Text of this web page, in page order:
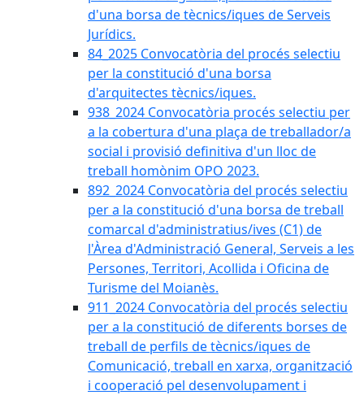
d'una borsa de tècnics/iques de Serveis
Jurídics.
84_2025 Convocatòria del procés selectiu
per la constitució d'una borsa
d'arquitectes tècnics/iques.
938_2024 Convocatòria procés selectiu per
a la cobertura d'una plaça de treballador/a
social i provisió definitiva d'un lloc de
treball homònim OPO 2023.
892_2024 Convocatòria del procés selectiu
per a la constitució d'una borsa de treball
comarcal d'administratius/ives (C1) de
l'Àrea d'Administració General, Serveis a les
Persones, Territori, Acollida i Oficina de
Turisme del Moianès.
911_2024 Convocatòria del procés selectiu
per a la constitució de diferents borses de
treball de perfils de tècnics/iques de
Comunicació, treball en xarxa, organització
i cooperació pel desenvolupament i